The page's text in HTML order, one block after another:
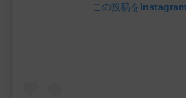
この投稿を